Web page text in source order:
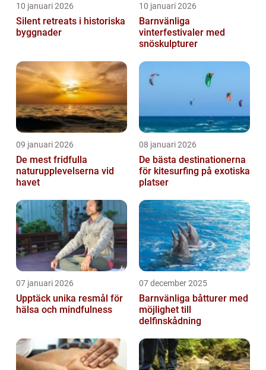
10 januari 2026
Silent retreats i historiska
byggnader
10 januari 2026
Barnvänliga
vinterfestivaler med
snöskulpturer
09 januari 2026
De mest fridfulla
naturupplevelserna vid
havet
08 januari 2026
De bästa destinationerna
för kitesurfing på exotiska
platser
07 januari 2026
Upptäck unika resmål för
hälsa och mindfulness
07 december 2025
Barnvänliga båtturer med
möjlighet till
delfinskådning